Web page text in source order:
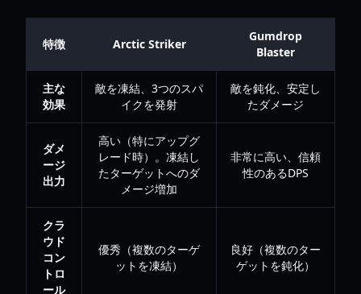
特徴 Arctic Striker
Gumdrop
Blaster
主な
効果
敵を凍結、3つのスパ
イクを発射
敵を鈍化、安定し
たダメージ
ダメ
ージ
出力
高い（特にアップグ
レード時）。凍結し
たターゲットへのダ
メージ増加
非常に高い、信頼
性のあるDPS
クラ
ウド
コン
トロ
ール
優秀（複数のターゲ
ットを凍結）
良好（複数のター
ゲットを鈍化）